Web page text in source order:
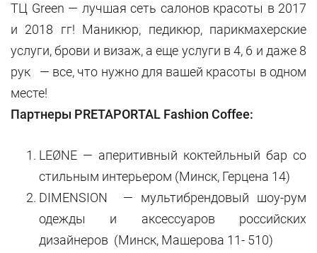
ТЦ Green — лучшая сеть салонов красоты в 2017
и 2018 гг! Маникюр, педикюр, парикмахерские
услуги, брови и визаж, а еще услуги в 4, 6 и даже 8
рук — все, что нужно для вашей красоты в одном
месте!
Партнеры PRETAPORTAL Fashion Coffee:
LEØNE — аперитивный коктейльный бар со
стильным интерьером (Минск, Герцена 14)
DIMENSION — мультибрендовый шоу-рум
одежды и аксессуаров российских
дизайнеров (Минск, Машерова 11- 510)